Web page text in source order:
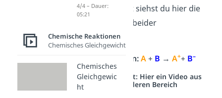
Zusammengefasst siehst du hier die
Gesamtgleichung beider
Teilreaktionen:
Redoxreaktion:A+ B →A++ B–
Studyflix vernetzt: Hier ein Video aus
einem anderen Bereich
4/4 – Dauer:
05:21
Chemische Reaktionen
Chemisches Gleichgewicht
Chemisches
Gleichgewic
ht